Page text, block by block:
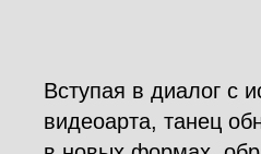
Вступая в диалог с
видеоарта, танец